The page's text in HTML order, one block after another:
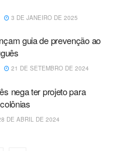
3 DE JANEIRO DE 2025
guia de prevenção ao
21 DE SETEMBRO DE 2024
nega ter projeto para
DE ABRIL DE 2024